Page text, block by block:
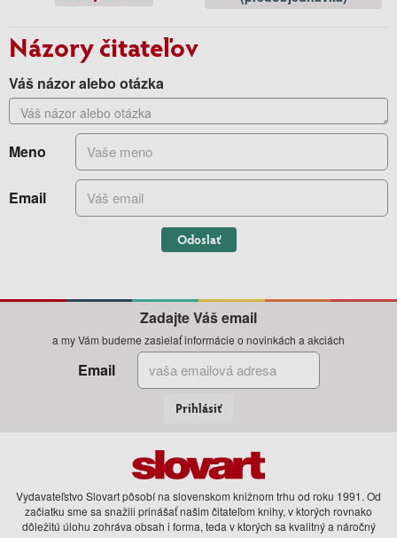
Názory čitateľov
Váš názor alebo otázka
Meno
Email
Odoslať
Zadajte Váš email
a my Vám budeme zasielať informácie o novinkách a akciách
Email
Prihlásiť
Vydavateľstvo Slovart pôsobí na slovenskom knižnom trhu od roku 1991. Od
začiatku sme sa snažili prinášať našim čitateľom knihy, v ktorých rovnako
dôležitú úlohu zohráva obsah i forma, teda v ktorých sa kvalitný a náročný